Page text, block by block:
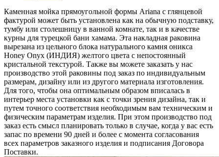
Каменная мойка прямоугольной формы Ariana с глянцевой
фактурой может быть установлена как на обычную подставку,
тумбу или столешницу в ванной комнате, так и в качестве
курны для турецкой бани хамама. Эта накладная раковина
вырезана из цельного блока натурального камня оникса
Honey Onyx (ИНДИЯ) желтого цвета c непостоянный
кристальной текстурой. Также вы можете заказать у нас
производство этой раковины под заказ по индивидуальным
размерам, дизайну или из другого материала изготовления.
Для того, чтобы она оптимальным образом вписалась в
интерьер места установки как с точки зрения дизайна, так и
путем точного соответствия необходимым вам техническим и
физическим параметрам изделия. При этом производство под
заказ есть смысл планировать только в случае, когда у вас есть
запас по времени 90 дней и более с момента согласования
всех параметров заказного изделия и подписания Договора
Поставки.